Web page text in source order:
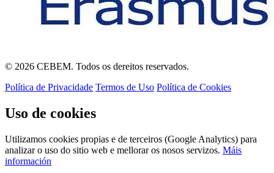
© 2026 CEBEM. Todos os dereitos reservados.
Política de Privacidade Termos de Uso Política de Cookies
Uso de cookies
Utilizamos cookies propias e de terceiros (Google Analytics) para
analizar o uso do sitio web e mellorar os nosos servizos. Máis
información